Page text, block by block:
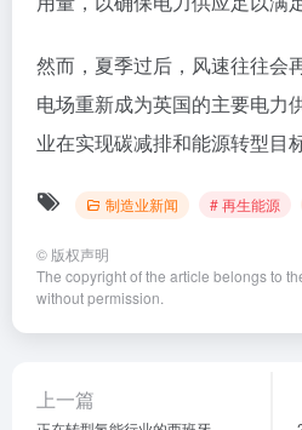
然而，夏季过后，风速往往会
电场重新成为英国的主要电力
业在实现碳减排和能源转型目
制造业新闻 # 再生能源
© 版权声明
The copyright of the article belongs to
without permission.
上一篇